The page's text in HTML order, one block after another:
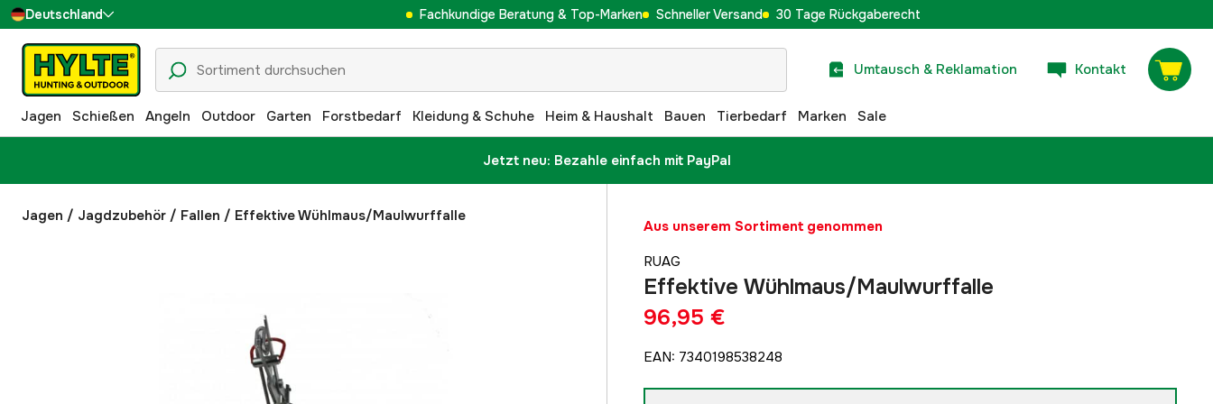
Deutschland
Sverige
Danmark
Suomi
Fachkundige Beratung & Top-Marken Schneller Versand 30 Tage Rückgaberecht
Umtausch & Reklamation Kontakt
Jagen Schießen Angeln Outdoor Garten Forstbedarf Kleidung & Schuhe Heim & Haushalt Bauen Tierbedarf Marken Sale
Jetzt neu: Bezahle einfach mit PayPal
Jagen / Jagdzubehör / Fallen / Effektive Wühlmaus/Maulwurffalle
Aus unserem Sortiment genommen
RUAG
Effektive Wühlmaus/Maulwurffalle
96,95 €
EAN: 7340198538248